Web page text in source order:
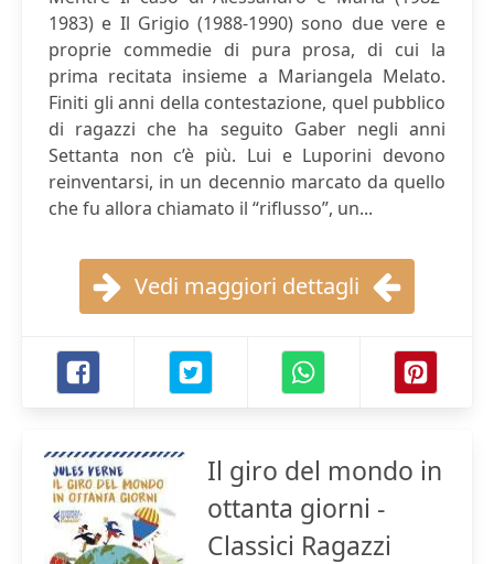
1983) e Il Grigio (1988-1990) sono due vere e
proprie commedie di pura prosa, di cui la
prima recitata insieme a Mariangela Melato.
Finiti gli anni della contestazione, quel pubblico
di ragazzi che ha seguito Gaber negli anni
Settanta non c’è più. Lui e Luporini devono
reinventarsi, in un decennio marcato da quello
che fu allora chiamato il “riflusso”, un...
Vedi maggiori dettagli
Il giro del mondo in
ottanta giorni -
Classici Ragazzi